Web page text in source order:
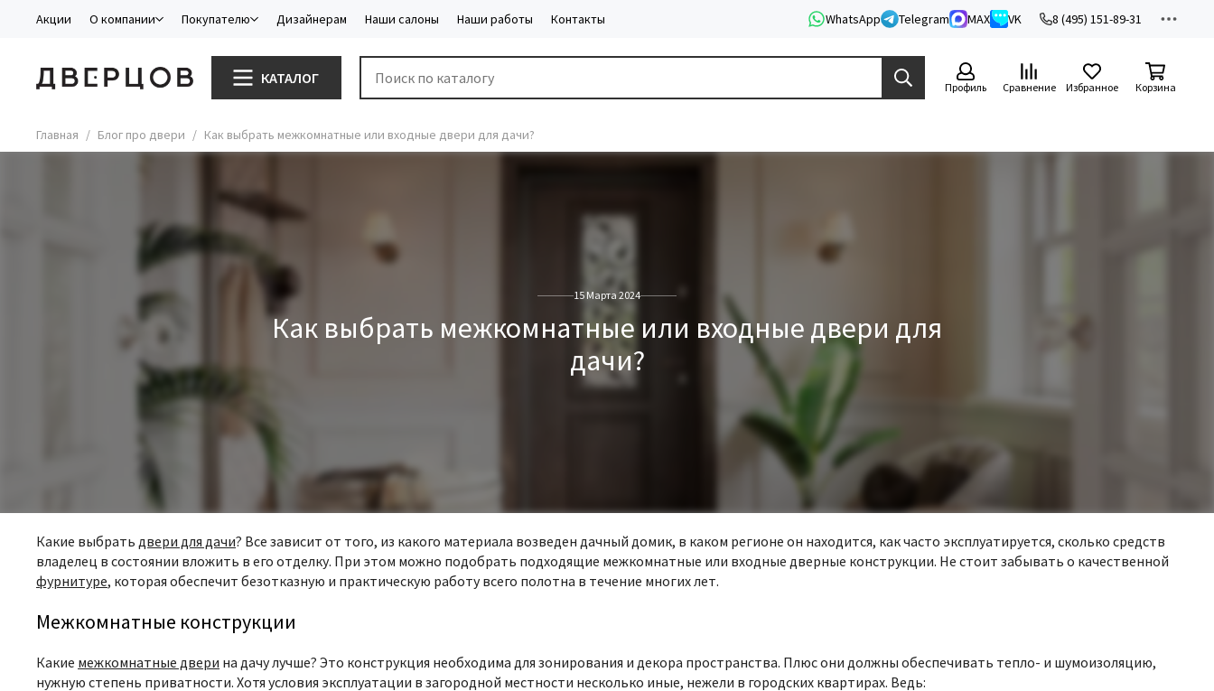
Акции О компании Покупателю Дизайнерам Наши салоны Наши работы Контакты WhatsApp Telegram MAX VK 8 (495) 151-89-31
КАТАЛОГ
Профиль Сравнение Избранное Корзина
Главная Блог про двери Как выбрать межкомнатные или входные двери для дачи?
15 Марта 2024
Как выбрать межкомнатные или входные двери для
дачи?
Какие выбрать двери для дачи? Все зависит от того, из какого материала возведен дачный домик, в каком регионе он находится, как часто эксплуатируется, сколько средств
владелец в состоянии вложить в его отделку. При этом можно подобрать подходящие межкомнатные или входные дверные конструкции. Не стоит забывать о качественной
фурнитуре, которая обеспечит безотказную и практическую работу всего полотна в течение многих лет.
Межкомнатные конструкции
Какие межкомнатные двери на дачу лучше? Это конструкция необходима для зонирования и декора пространства. Плюс они должны обеспечивать тепло- и шумоизоляцию,
нужную степень приватности. Хотя условия эксплуатации в загородной местности несколько иные, нежели в городских квартирах. Ведь: